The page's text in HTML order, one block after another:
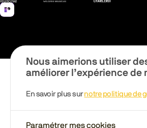
Nous aimerions utiliser
améliorer l’expérience de
En savoir plus surnotre politique de
Paramétrer mes cookies